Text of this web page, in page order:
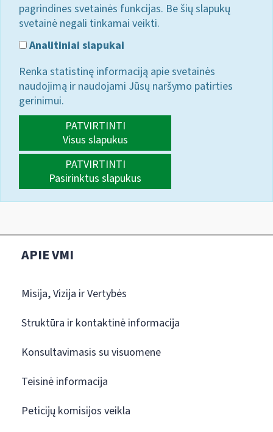
pagrindines svetainės funkcijas. Be šių slapukų
svetainė negali tinkamai veikti.
Analitiniai slapukai
Renka statistinę informaciją apie svetainės
naudojimą ir naudojami Jūsų naršymo patirties
gerinimui.
PATVIRTINTI
Visus slapukus
PATVIRTINTI
Pasirinktus slapukus
APIE VMI
Misija, Vizija ir Vertybės
Struktūra ir kontaktinė informacija
Konsultavimasis su visuomene
Teisinė informacija
Peticijų komisijos veikla